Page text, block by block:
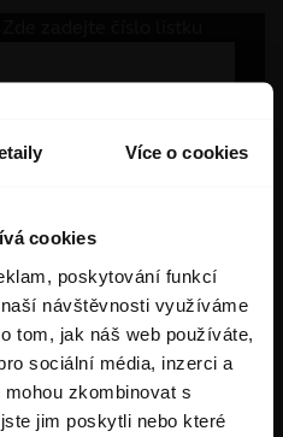
Více o cookies
cookies
poskytování funkcí
návštěvnosti využíváme
tom, jak náš web používáte,
sociální média, inzerci a
zkombinovat s
jim poskytli nebo které